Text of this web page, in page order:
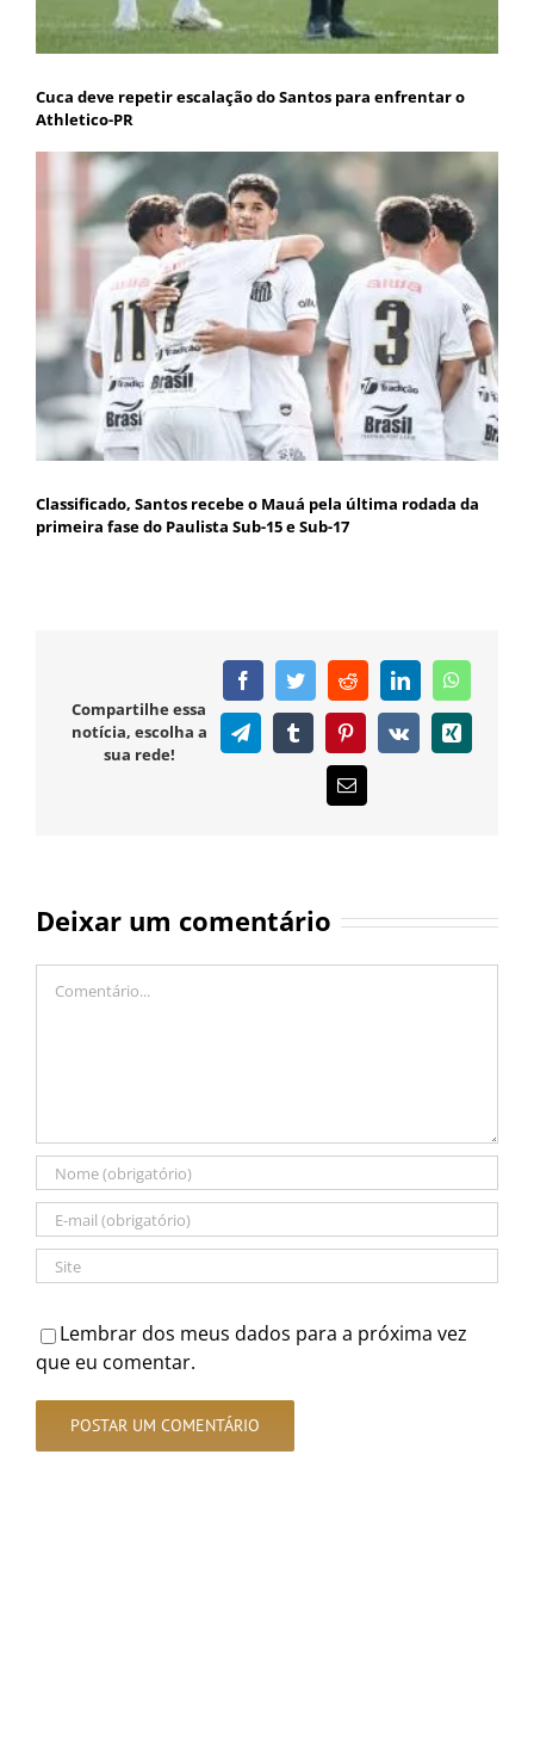
Cuca deve repetir escalação do Santos para enfrentar o
Athletico-PR
Classificado, Santos recebe o Mauá pela última rodada da
primeira fase do Paulista Sub-15 e Sub-17
Compartilhe essa
notícia, escolha a
sua rede!
FacebookTwitterRedditLinkedIn
TelegramTumblr PinterestVk Xing
E-
mail
Deixar um comentário
Lembrar dos meus dados para a próxima vez
que eu comentar.